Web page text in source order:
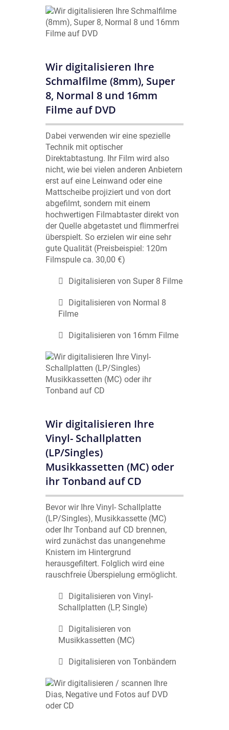
Wir digitalisieren Ihre
Schmalfilme (8mm), Super
8, Normal 8 und 16mm
Filme auf DVD
Dabei verwenden wir eine spezielle
Technik mit optischer
Direktabtastung. Ihr Film wird also
nicht, wie bei vielen anderen Anbietern
erst auf eine Leinwand oder eine
Mattscheibe projiziert und von dort
abgefilmt, sondern mit einem
hochwertigen Filmabtaster direkt von
der Quelle abgetastet und flimmerfrei
überspielt. So erzielen wir eine sehr
gute Qualität (Preisbeispiel: 120m
Filmspule ca. 30,00 €)
Digitalisieren von Super 8 Filme
Digitalisieren von Normal 8
Filme
Digitalisieren von 16mm Filme
Wir digitalisieren Ihre
Vinyl- Schallplatten
(LP/Singles)
Musikkassetten (MC) oder
ihr Tonband auf CD
Bevor wir Ihre Vinyl- Schallplatte
(LP/Singles), Musikkassette (MC)
oder Ihr Tonband auf CD brennen,
wird zunächst das unangenehme
Knistern im Hintergrund
herausgefiltert. Folglich wird eine
rauschfreie Überspielung ermöglicht.
Digitalisieren von Vinyl-
Schallplatten (LP, Single)
Digitalisieren von
Musikkassetten (MC)
Digitalisieren von Tonbändern